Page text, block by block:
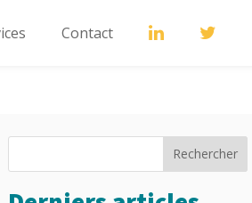
Contact
Rechercher